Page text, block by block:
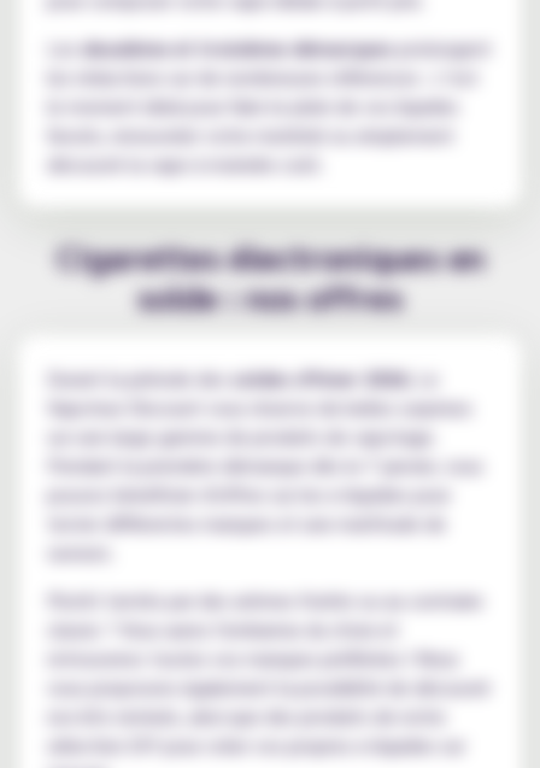
deuxième et troisième démarquesprolongent
le moment idéal pour faire le plein de vos liquides
favoris, renouveler votre matériel ou simplement
découvrir la vape à moindre coût.
Cigarettes électroniques en
solde : nos offres
Durant la période des soldes d'hiver 2026
Vapoteur Discount vous réserve de belles surprises
sur une large gamme de produits de vapotage.
Pendant la première démarque dès le 7 janvier, vous
pouvez bénéficier d'offres sur les e-liquides pour
tester différentes marques et une multitude de
Plutôt tentés par des arômes fruités ou au contraire
retrouverez toutes vos marques préférées ! Nous
vous proposons également la possibilité de découvrir
sélection DIY pour créer vos propres e-liquides sur